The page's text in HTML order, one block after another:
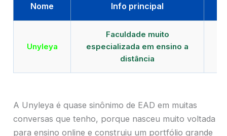
Nome Info principal
Unyleya
Faculdade muito
especializada em ensino a
distância
A Unyleya é quase sinônimo de EAD em muitas
conversas que tenho, porque nasceu muito voltada
para ensino online e construiu um portfólio grande